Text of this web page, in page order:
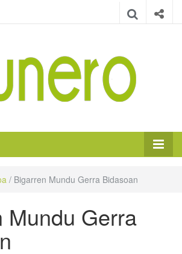
/ Bigarren Mundu Gerra Bidasoan
Mundu Gerra